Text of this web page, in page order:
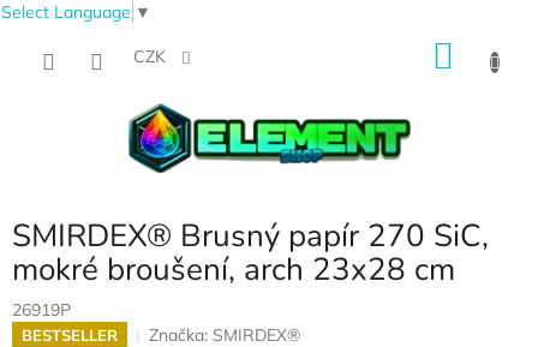
Select Language ▼
CZK
SMIRDEX® Brusný papír 270 SiC,
mokré broušení, arch 23x28 cm
26919P
BESTSELLER Značka: SMIRDEX®